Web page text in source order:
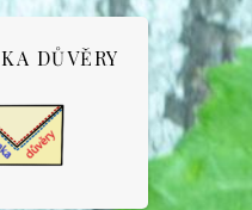
DŮVĚRY